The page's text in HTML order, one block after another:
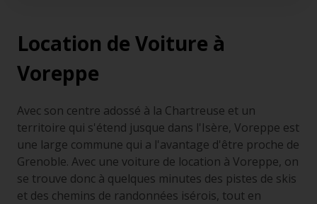
Location de Voiture à
Voreppe
Avec son centre adossé à la Chartreuse et un
territoire qui s'étend jusque dans l'Isère, Voreppe est
une large commune qui a l'avantage d'être proche de
Grenoble. Avec une voiture de location à Voreppe, on
se trouve donc à quelques minutes des pistes de skis
et des chemins de randonnées isérois, tout en